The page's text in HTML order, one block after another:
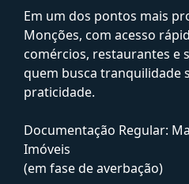
Em um dos pontos mais
Monções, com acesso
comércios, restaurantes e
quem busca tranquilidade
praticidade.
Documentação Regular:
Imóveis
(em fase de averbação)